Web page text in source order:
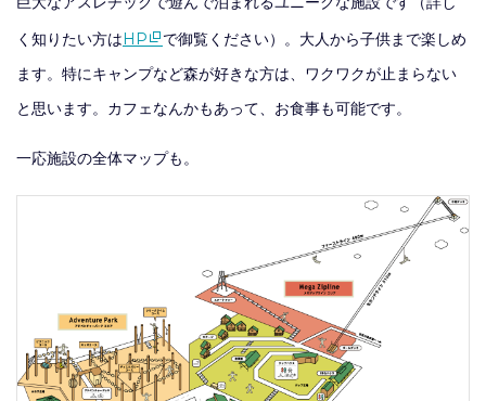
く知りたい方は HP
で御覧ください）。大人から子供まで楽しめ
ます。特にキャンプなど森が好きな方は、ワクワクが止まらない
と思います。カフェなんかもあって、お食事も可能です。
一応施設の全体マップも。